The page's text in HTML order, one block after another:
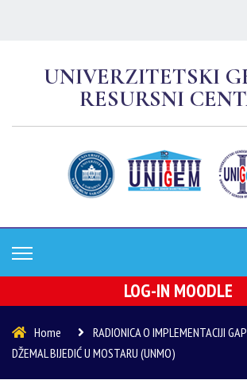
UNIVERZITETSKI
RESURSNI
LOG-IN MOODLE
Home
RADIONICA O IMPLEMENTACIJI
DŽEMAL BIJEDIĆ U MOSTARU (UNMO)